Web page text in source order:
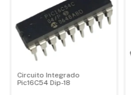
Circuito Integrado
Pic16C54 Dip-18